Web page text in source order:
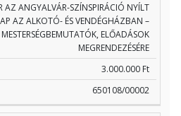
AZ ANGYALVÁR-SZÍNSPIRÁCIÓ NYÍLT
AZ ALKOTÓ- ÉS VENDÉGHÁZBAN –
ELŐADÁSOK
MEGRENDEZÉSÉRE
3.000.000 Ft
650108/00002